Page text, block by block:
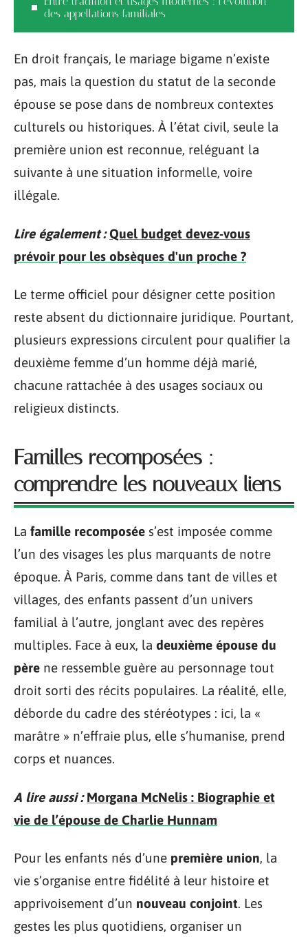
des appellations familiales
En droit français, le mariage bigame n’existe
pas, mais la question du statut de la seconde
épouse se pose dans de nombreux contextes
culturels ou historiques. À l’état civil, seule la
première union est reconnue, reléguant la
suivante à une situation informelle, voire
illégale.
Lire également : Quel budget devez-vous
prévoir pour les obsèques d'un proche ?
Le terme officiel pour désigner cette position
reste absent du dictionnaire juridique. Pourtant,
plusieurs expressions circulent pour qualifier la
deuxième femme d’un homme déjà marié,
chacune rattachée à des usages sociaux ou
religieux distincts.
Familles recomposées :
comprendre les nouveaux liens
La famille recomposée s’est imposée comme
l’un des visages les plus marquants de notre
époque. À Paris, comme dans tant de villes et
villages, des enfants passent d’un univers
familial à l’autre, jonglant avec des repères
multiples. Face à eux, la deuxième épouse du
père ne ressemble guère au personnage tout
droit sorti des récits populaires. La réalité, elle,
déborde du cadre des stéréotypes : ici, la «
marâtre » n’effraie plus, elle s’humanise, prend
corps et nuances.
A lire aussi : Morgana McNelis : Biographie et
vie de l’épouse de Charlie Hunnam
Pour les enfants nés d’une première union, la
vie s’organise entre fidélité à leur histoire et
apprivoisement d’un nouveau conjoint. Les
gestes les plus quotidiens, organiser un